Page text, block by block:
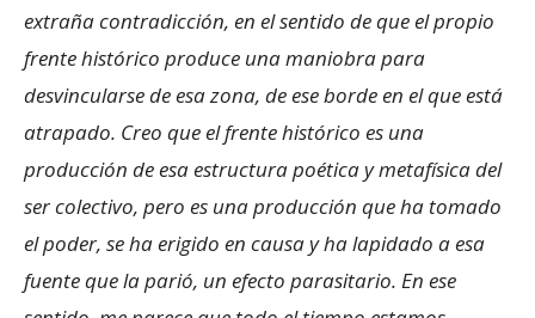
extraña contradicción, en el sentido de que el propio
frente histórico produce una maniobra para
desvincularse de esa zona, de ese borde en el que está
atrapado. Creo que el frente histórico es una
producción de esa estructura poética y metafísica del
ser colectivo, pero es una producción que ha tomado
el poder, se ha erigido en causa y ha lapidado a esa
fuente que la parió, un efecto parasitario. En ese